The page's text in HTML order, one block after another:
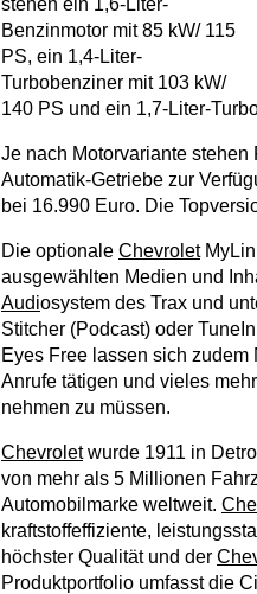
stehen ein 1,6-Liter-
Benzinmotor mit 85 kW/ 115
PS, ein 1,4-Liter-
Turbobenziner mit 103 kW/
140 PS und ein 1,7-Liter-
Je nach Motorvariante
Automatik-Getriebe zur
bei 16.990 Euro. Die
Die optionale Chevrolet
ausgewählten Medien und
Audiosystem des Trax und
Stitcher (Podcast) oder
Eyes Free lassen sich
Anrufe tätigen und vieles
nehmen zu müssen.
Chevroletwurde 1911 in
von mehr als 5 Millionen
Automobilmarke weltweit.
kraftstoffeffiziente,
höchster Qualität und der
Produktportfolio umfasst die